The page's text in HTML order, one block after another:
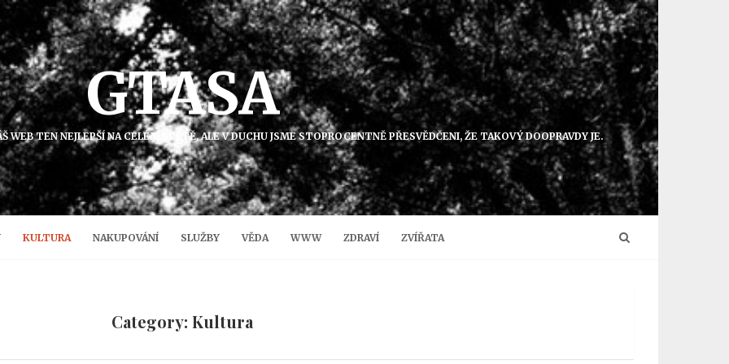
GTASA
WEB TEN NEJLEPŠÍ NA CELÉM SVĚTĚ, ALE V DUCHU JSME STOPROCENTNĚ PŘESVĚDČENI, ŽE TAKOVÝ DOOPRAVDY JE.
KULTURA NAKUPOVÁNÍ SLUŽBY VĚDA WWW ZDRAVÍ ZVÍŘATA
Category: Kultura